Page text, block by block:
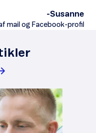
-Susanne
mail og Facebook-profil